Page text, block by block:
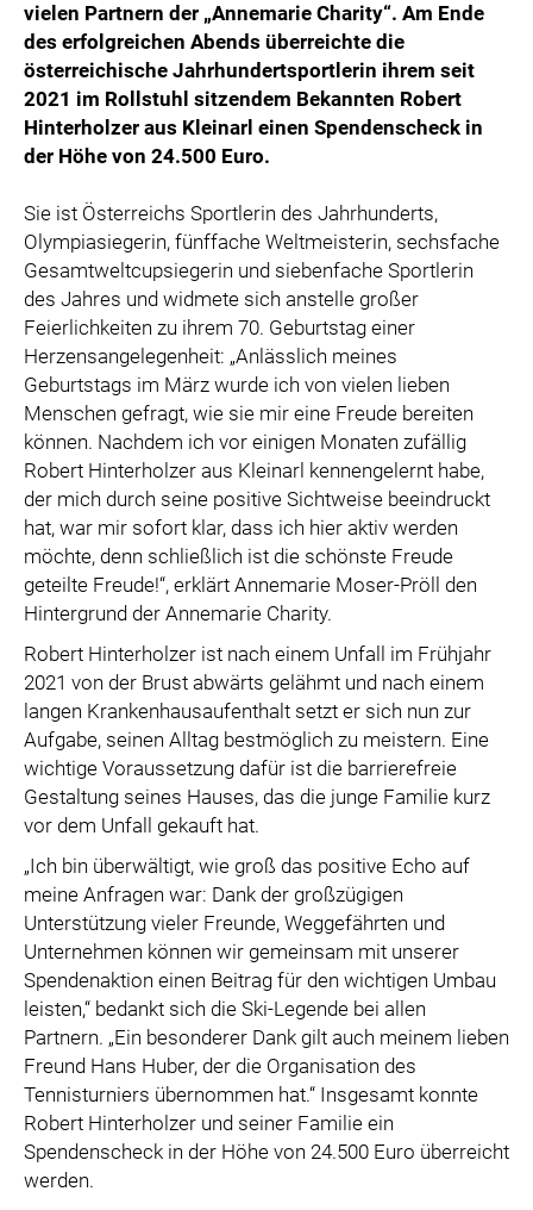
vielen Partnern der „Annemarie Charity“. Am Ende
des erfolgreichen Abends überreichte die
österreichische Jahrhundertsportlerin ihrem seit
2021 im Rollstuhl sitzendem Bekannten Robert
Hinterholzer aus Kleinarl einen Spendenscheck in
der Höhe von 24.500 Euro.
Sie ist Österreichs Sportlerin des Jahrhunderts,
Olympiasiegerin, fünffache Weltmeisterin, sechsfache
Gesamtweltcupsiegerin und siebenfache Sportlerin
des Jahres und widmete sich anstelle großer
Feierlichkeiten zu ihrem 70. Geburtstag einer
Herzensangelegenheit: „Anlässlich meines
Geburtstags im März wurde ich von vielen lieben
Menschen gefragt, wie sie mir eine Freude bereiten
können. Nachdem ich vor einigen Monaten zufällig
Robert Hinterholzer aus Kleinarl kennengelernt habe,
der mich durch seine positive Sichtweise beeindruckt
hat, war mir sofort klar, dass ich hier aktiv werden
möchte, denn schließlich ist die schönste Freude
geteilte Freude!“, erklärt Annemarie Moser-Pröll den
Hintergrund der Annemarie Charity.
Robert Hinterholzer ist nach einem Unfall im Frühjahr
2021 von der Brust abwärts gelähmt und nach einem
langen Krankenhausaufenthalt setzt er sich nun zur
Aufgabe, seinen Alltag bestmöglich zu meistern. Eine
wichtige Voraussetzung dafür ist die barrierefreie
Gestaltung seines Hauses, das die junge Familie kurz
vor dem Unfall gekauft hat.
„Ich bin überwältigt, wie groß das positive Echo auf
meine Anfragen war: Dank der großzügigen
Unterstützung vieler Freunde, Weggefährten und
Unternehmen können wir gemeinsam mit unserer
Spendenaktion einen Beitrag für den wichtigen Umbau
leisten,“ bedankt sich die Ski-Legende bei allen
Partnern. „Ein besonderer Dank gilt auch meinem lieben
Freund Hans Huber, der die Organisation des
Tennisturniers übernommen hat.“ Insgesamt konnte
Robert Hinterholzer und seiner Familie ein
Spendenscheck in der Höhe von 24.500 Euro überreicht
werden.